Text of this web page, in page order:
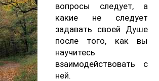
вопросы следует, а
какие не следует
задавать своей Душе
после того, как вы
научитесь
взаимодействовать с
ней.